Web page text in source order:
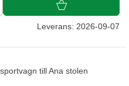
Leverans: 2026-09-07
till Ana stolen